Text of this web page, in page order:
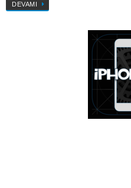
DEVAMI